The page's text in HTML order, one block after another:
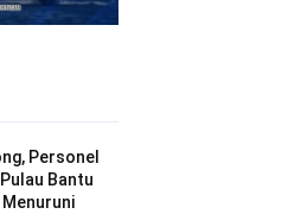
Personel
Bantu
Menuruni